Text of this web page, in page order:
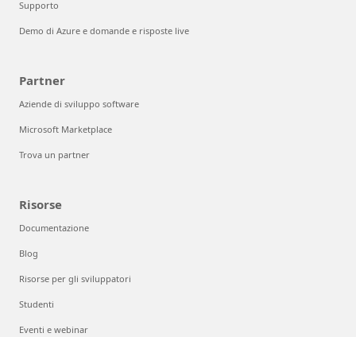
Supporto
Demo di Azure e domande e risposte live
Partner
Aziende di sviluppo software
Microsoft Marketplace
Trova un partner
Risorse
Documentazione
Blog
Risorse per gli sviluppatori
Studenti
Eventi e webinar